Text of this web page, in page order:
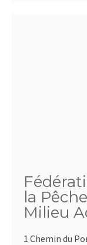
la
Milieu
1 Chemin du